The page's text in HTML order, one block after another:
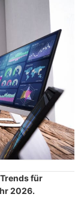
für
2026.